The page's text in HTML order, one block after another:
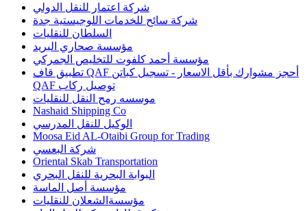
شركة اعتمار للنقل الدولي
شركة سائح للخدمات اللوجيستية جدة
السلطان للنقليات
مؤسسة صحاري البريد
مؤسسة أحمد كلفوت للتخليص الجمركي
تطبيق قاف QAF أحجز مشوارك بأقل الاسعار - تسجيل كباتن
QAF توصيل ركاب
موسسه رمح النقل للنقليات
Nashaid Shipping Co
الوكيل للنقل المدرسي
Moosa Eid AL-Otaibi Group for Trading
شركة البعسي
Oriental Skab Transportation
البوابة البحرية للنقل البحري
مؤسسة أصل الماسة
مؤسسةالشعلان للنقليات